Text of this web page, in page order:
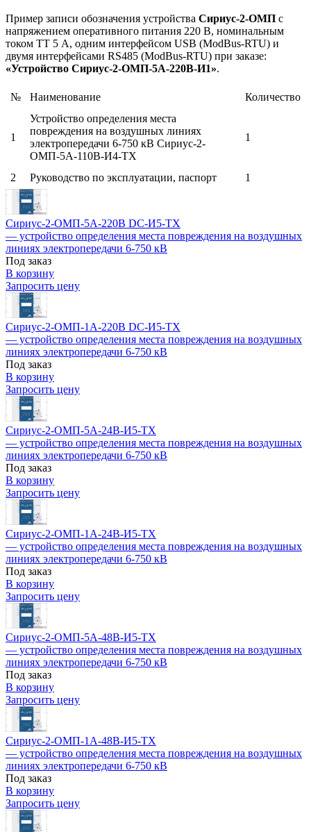
Пример записи обозначения устройства Сириус-2-ОМП с
напряжением оперативного питания 220 В, номинальным
током ТТ 5 А, одним интерфейсом USB (ModBus-RTU) и
двумя интерфейсами RS485 (ModBus-RTU) при заказе:
«Устройство Сириус-2-ОМП-5A-220В-И1».
№ Наименование Количество
1
Устройство определения места
повреждения на воздушных линиях
электропередачи 6-750 кВ Сириус-2-
ОМП-5А-110В-И4-TX
1
2 Руководство по эксплуатации, паспорт 1
Сириус-2-ОМП-5А-220В DC-И5-TX
— устройство определения места повреждения на воздушных
линиях электропередачи 6-750 кВ
Под заказ
В корзину
Запросить цену
Сириус-2-ОМП-1А-220В DC-И5-TX
— устройство определения места повреждения на воздушных
линиях электропередачи 6-750 кВ
Под заказ
В корзину
Запросить цену
Сириус-2-ОМП-5А-24В-И5-TX
— устройство определения места повреждения на воздушных
линиях электропередачи 6-750 кВ
Под заказ
В корзину
Запросить цену
Сириус-2-ОМП-1А-24В-И5-TX
— устройство определения места повреждения на воздушных
линиях электропередачи 6-750 кВ
Под заказ
В корзину
Запросить цену
Сириус-2-ОМП-5А-48В-И5-TX
— устройство определения места повреждения на воздушных
линиях электропередачи 6-750 кВ
Под заказ
В корзину
Запросить цену
Сириус-2-ОМП-1А-48В-И5-TX
— устройство определения места повреждения на воздушных
линиях электропередачи 6-750 кВ
Под заказ
В корзину
Запросить цену